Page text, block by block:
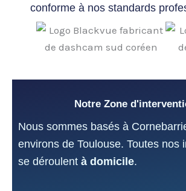
conforme à nos standards
Notre Zone
Nous sommes basés à
environs de Toulouse. Toutes nos
se déroulent à domicile.